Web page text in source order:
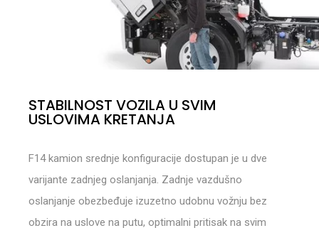
STABILNOST VOZILA U SVIM
USLOVIMA KRETANJA
F14 kamion srednje konfiguracije dostupan je u dve
varijante zadnjeg oslanjanja. Zadnje vazdušno
oslanjanje obezbeđuje izuzetno udobnu vožnju bez
obzira na uslove na putu, optimalni pritisak na svim